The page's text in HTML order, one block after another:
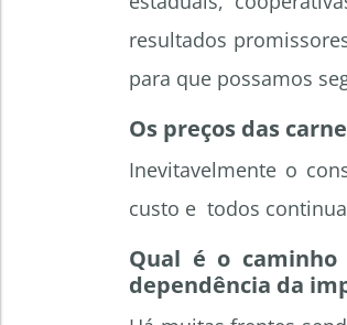
resultados
para que possamos
Os preços das
Inevitavelmente o
custo e todos
Qual é o caminho
dependência da